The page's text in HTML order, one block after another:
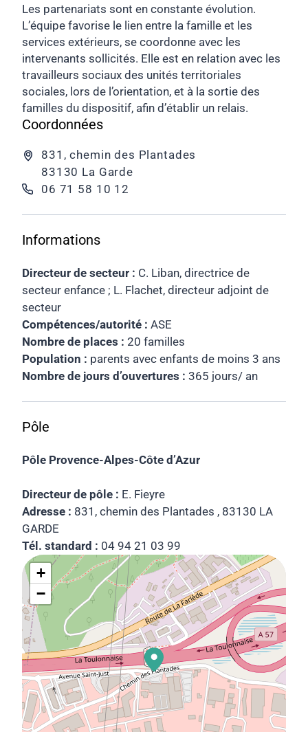
Les partenariats sont en constante évolution.
L’équipe favorise le lien entre la famille et les
services extérieurs, se coordonne avec les
intervenants sollicités. Elle est en relation avec les
travailleurs sociaux des unités territoriales
sociales, lors de l’orientation, et à la sortie des
familles du dispositif, afin d’établir un relais.
Coordonnées
831, chemin des Plantades
83130 La Garde
06 71 58 10 12
Informations
Directeur de secteur : C. Liban, directrice de
secteur enfance ; L. Flachet, directeur adjoint de
secteur
Compétences/autorité : ASE
Nombre de places : 20 familles
Population : parents avec enfants de moins 3 ans
Nombre de jours d’ouvertures : 365 jours/ an
Pôle
Pôle Provence-Alpes-Côte d’Azur
Directeur de pôle : E. Fieyre
Adresse : 831, chemin des Plantades , 83130 LA
GARDE
Tél. standard : 04 94 21 03 99
+
−